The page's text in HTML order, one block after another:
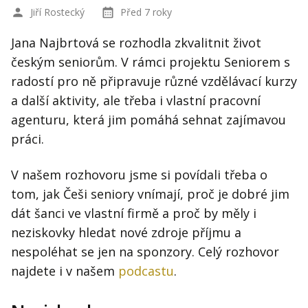
Jiří Rostecký Před 7 roky
Jana Najbrtová se rozhodla zkvalitnit život
českým seniorům. V rámci projektu Seniorem s
radostí pro ně připravuje různé vzdělávací kurzy
a další aktivity, ale třeba i vlastní pracovní
agenturu, která jim pomáhá sehnat zajímavou
práci.
V našem rozhovoru jsme si povídali třeba o
tom, jak Češi seniory vnímají, proč je dobré jim
dát šanci ve vlastní firmě a proč by měly i
neziskovky hledat nové zdroje příjmu a
nespoléhat se jen na sponzory. Celý rozhovor
najdete i v našem podcastu.